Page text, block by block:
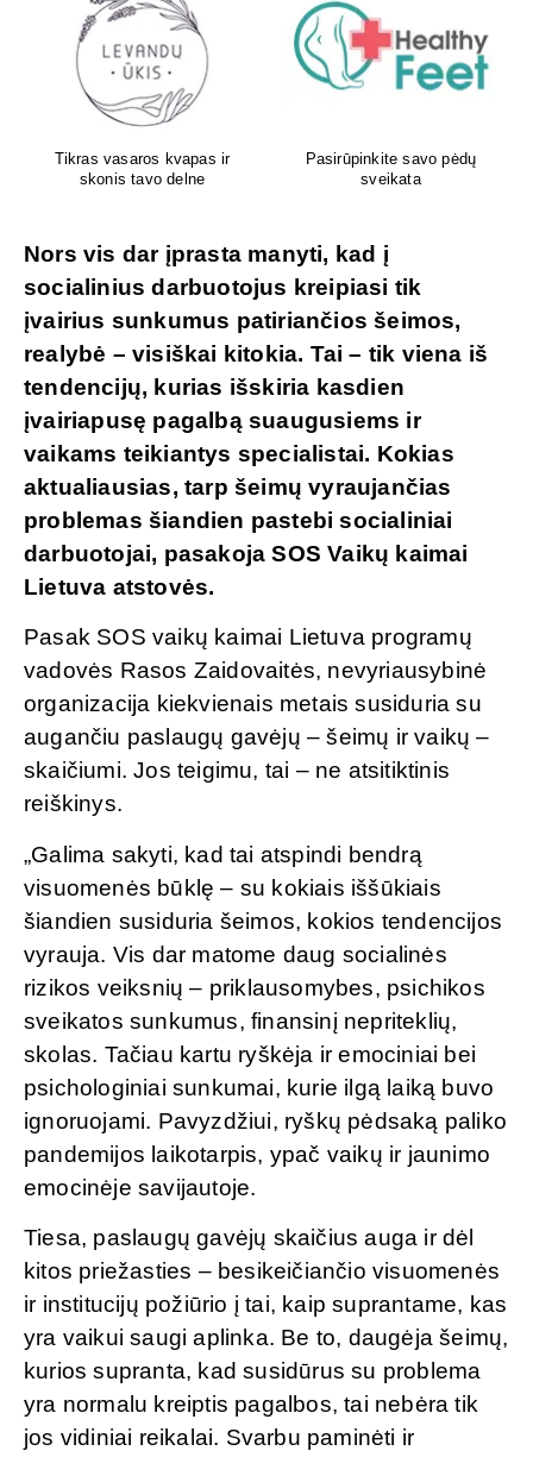
Aboca – iš gamtos Jūsų
sveikatai!
Atliksime tikslų, bet kokį
DNR tyrimą visoje Lietuvoje
Nors vis dar įprasta manyti, kad į
socialinius darbuotojus kreipiasi tik
įvairius sunkumus patiriančios šeimos,
realybė – visiškai kitokia. Tai – tik viena iš
tendencijų, kurias išskiria kasdien
įvairiapusę pagalbą suaugusiems ir
vaikams teikiantys specialistai. Kokias
aktualiausias, tarp šeimų vyraujančias
problemas šiandien pastebi socialiniai
darbuotojai, pasakoja SOS Vaikų kaimai
Lietuva atstovės.
Pasak SOS vaikų kaimai Lietuva programų
vadovės Rasos Zaidovaitės, nevyriausybinė
organizacija kiekvienais metais susiduria su
augančiu paslaugų gavėjų – šeimų ir vaikų –
skaičiumi. Jos teigimu, tai – ne atsitiktinis
reiškinys.
„Galima sakyti, kad tai atspindi bendrą
visuomenės būklę – su kokiais iššūkiais
šiandien susiduria šeimos, kokios tendencijos
vyrauja. Vis dar matome daug socialinės
rizikos veiksnių – priklausomybes, psichikos
sveikatos sunkumus, finansinį nepriteklių,
skolas. Tačiau kartu ryškėja ir emociniai bei
psichologiniai sunkumai, kurie ilgą laiką buvo
ignoruojami. Pavyzdžiui, ryškų pėdsaką paliko
pandemijos laikotarpis, ypač vaikų ir jaunimo
emocinėje savijautoje.
Tiesa, paslaugų gavėjų skaičius auga ir dėl
kitos priežasties – besikeičiančio visuomenės
ir institucijų požiūrio į tai, kaip suprantame, kas
yra vaikui saugi aplinka. Be to, daugėja šeimų,
kurios supranta, kad susidūrus su problema
yra normalu kreiptis pagalbos, tai nebėra tik
jos vidiniai reikalai. Svarbu paminėti ir